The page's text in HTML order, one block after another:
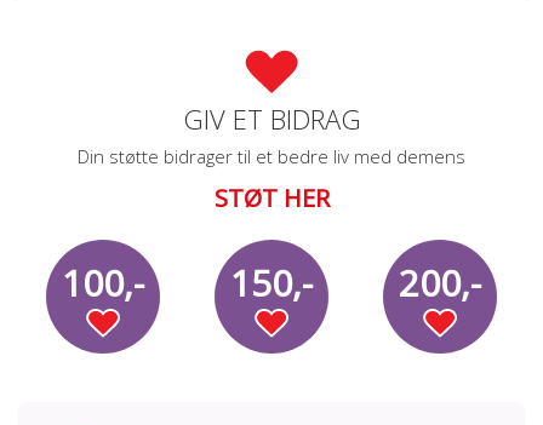
GIV ET BIDRAG
Din støtte bidrager til et bedre liv med demens
STØT HER
100,- 150,- 200,-